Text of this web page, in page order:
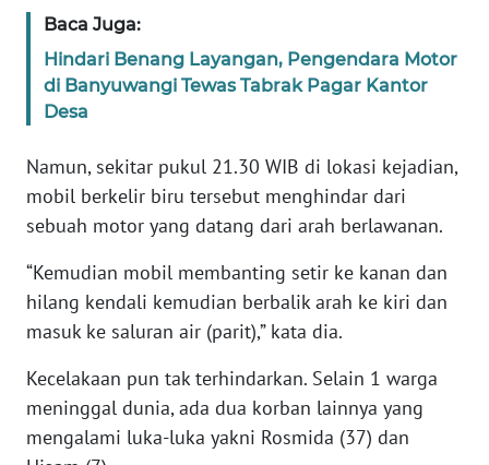
Baca Juga:
Hindari Benang Layangan, Pengendara Motor
di Banyuwangi Tewas Tabrak Pagar Kantor
Desa
Namun, sekitar pukul 21.30 WIB di lokasi kejadian,
mobil berkelir biru tersebut menghindar dari
sebuah motor yang datang dari arah berlawanan.
“Kemudian mobil membanting setir ke kanan dan
hilang kendali kemudian berbalik arah ke kiri dan
masuk ke saluran air (parit),” kata dia.
Kecelakaan pun tak terhindarkan. Selain 1 warga
meninggal dunia, ada dua korban lainnya yang
mengalami luka-luka yakni Rosmida (37) dan
Regional
WN
SUMUT
JAKARTA
WN
WN
BANTEN
WN
NTT